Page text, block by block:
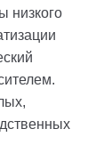
низкого